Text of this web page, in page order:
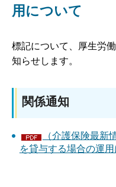
用について
標記について、厚生労
知らせします。
関係通知
（介護保険最新
を貸与する場合の運